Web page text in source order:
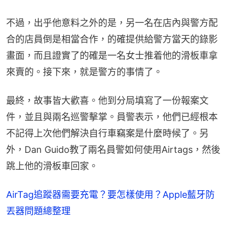
不過，出乎他意料之外的是，另一名在店內與警方配
合的店員倒是相當合作，的確提供給警方當天的錄影
畫面，而且證實了的確是一名女士推着他的滑板車拿
來賣的。接下來，就是警方的事情了。
最終，故事皆大歡喜。他到分局填寫了一份報案文
件，並且與兩名巡警擊掌。員警表示，他們已經根本
不記得上次他們解決自行車竊案是什麼時候了。另
外，Dan Guido教了兩名員警如何使用Airtags，然後
跳上他的滑板車回家。
AirTag追蹤器需要充電？要怎樣使用？Apple藍牙防
丟器問題總整理